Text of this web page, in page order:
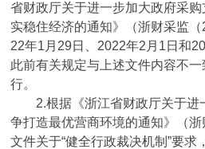
省财政厅关于进一步加大政府采
实稳住经济的通知》（浙财采监
22年1月29日、2022年2月1日和
此前有关规定与上述文件内容不
行。
2.根据《浙江省财政厅关于
争打造最优营商环境的通知》（浙
文件关于“健全行政裁决机制”要求